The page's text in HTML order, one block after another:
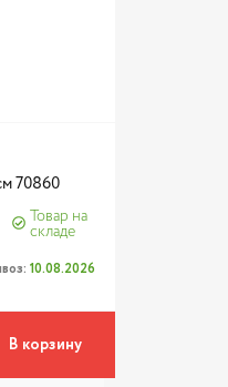
70860
Товар на
складе
10.08.2026
В корзину